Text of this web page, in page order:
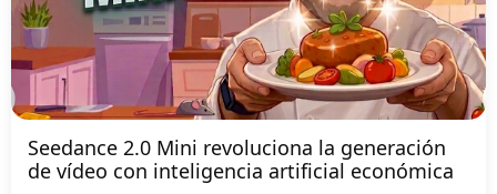
Seedance 2.0 Mini revoluciona la generación
de vídeo con inteligencia artificial económica